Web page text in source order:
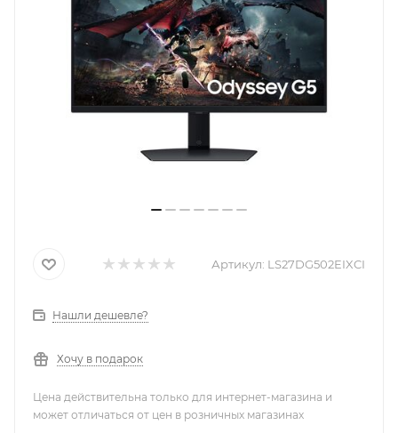
Артикул: LS27DG502EIXCI
Нашли дешевле?
Хочу в подарок
Цена действительна только для интернет-магазина и
может отличаться от цен в розничных магазинах